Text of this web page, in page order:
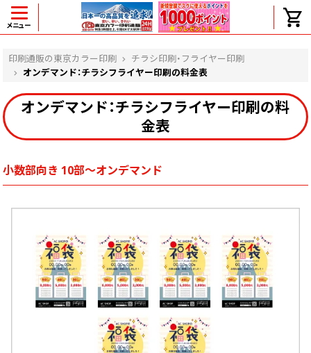
メニュー
印刷通販の東京カラー印刷
チラシ印刷・フライヤー印刷
オンデマンド：チラシフライヤー印刷の料金表
オンデマンド：チラシフライヤー印刷の料
金表
小数部向き 10部～オンデマンド
ヘルプ
よくある質問
入金・決済後、入金情報画面に反映されま
完成時間の目安を電話で確認できますか？
すか？
領収書・納品書を発行は可能ですか？
初回特典の1000ポイントを使用するに
は？
見本と印刷データの比較はしてくれます
か？